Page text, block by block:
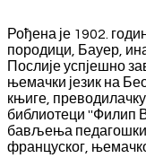
Рођена је 1902.
породици, Бауер,
Послије успјешно
њемачки језик на
књиге,
библиотеци ''Филип
бављења
француског,